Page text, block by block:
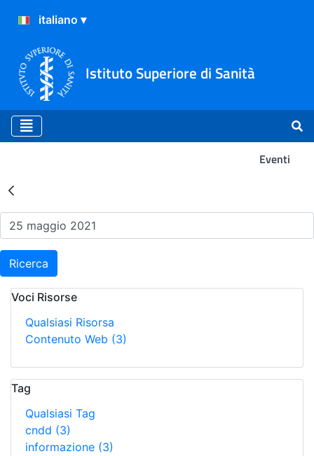
Istituto Superiore di Sanità
Eventi
Risultati della Ricerca -
Ricerca
Voci Risorse
Qualsiasi Risorsa
Contenuto Web (3)
Tag
Qualsiasi Tag
cndd (3)
informazione (3)